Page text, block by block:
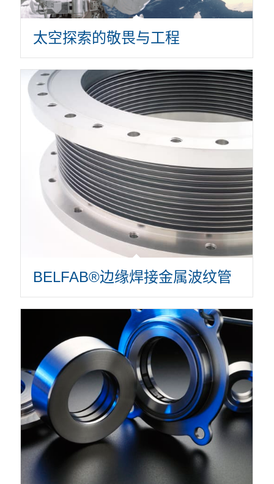
太空探索的敬畏与工程
BELFAB®边缘焊接金属波纹管